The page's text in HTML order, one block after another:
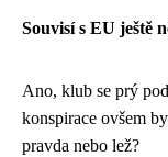
Souvisí s EU ještě
Ano, klub se prý
konspirace ovšem
pravda nebo lež?